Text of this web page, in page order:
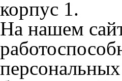
браузером.
и т.д. Если Вы
согласие на